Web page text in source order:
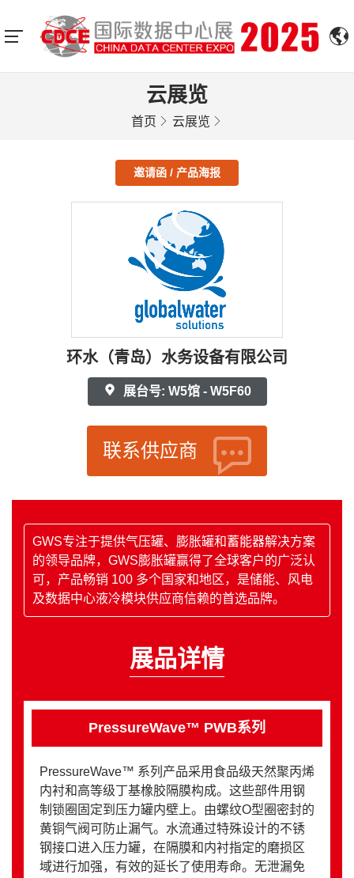
云展览
首页 云展览
邀请函 / 产品海报
环水（青岛）水务设备有限公司
展台号: W5馆 - W5F60
联系供应商
GWS专注于提供气压罐、膨胀罐和蓄能器解决方案
的领导品牌，GWS膨胀罐赢得了全球客户的广泛认
可，产品畅销 100 多个国家和地区，是储能、风电
及数据中心液冷模块供应商信赖的首选品牌。
展品详情
PressureWave™ PWB系列
PressureWave™ 系列产品采用食品级天然聚丙烯
内衬和高等级丁基橡胶隔膜构成。这些部件用钢
制锁圈固定到压力罐内壁上。由螺纹O型圈密封的
黄铜气阀可防止漏气。水流通过特殊设计的不锈
钢接口进入压力罐，在隔膜和内衬指定的磨损区
域进行加强，有效的延长了使用寿命。无泄漏免